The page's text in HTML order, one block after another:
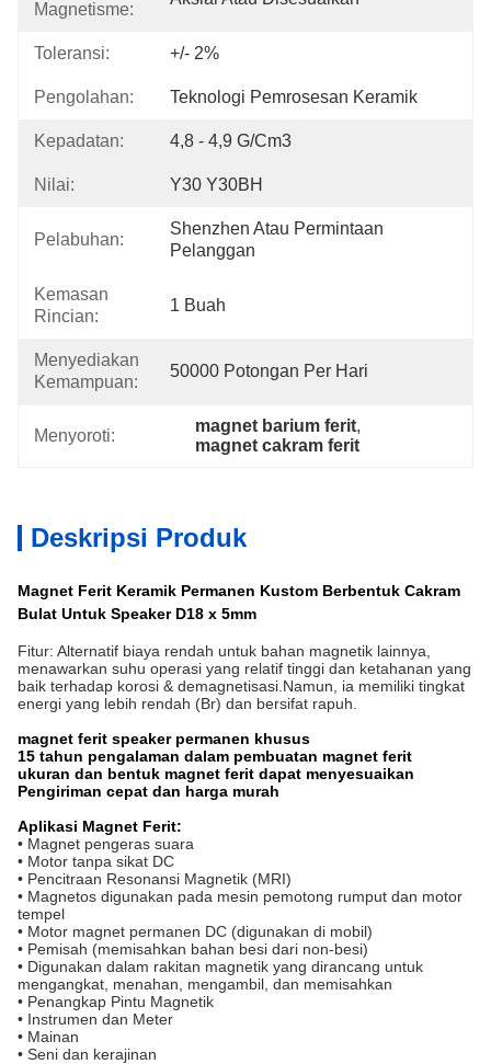
Magnetisme:
Toleransi: +/- 2%
Pengolahan: Teknologi Pemrosesan Keramik
Kepadatan: 4,8 - 4,9 G/cm3
Nilai: Y30 Y30BH
Pelabuhan:
Shenzhen Atau Permintaan
Pelanggan
Kemasan
Rincian:
1 Buah
Menyediakan
Kemampuan:
50000 Potongan Per Hari
Menyoroti:
magnet barium ferit,
magnet cakram ferit
Deskripsi Produk
Magnet Ferit Keramik Permanen Kustom Berbentuk Cakram
Bulat Untuk Speaker D18 x 5mm
Fitur: Alternatif biaya rendah untuk bahan magnetik lainnya,
menawarkan suhu operasi yang relatif tinggi dan ketahanan yang
baik terhadap korosi & demagnetisasi.Namun, ia memiliki tingkat
energi yang lebih rendah (Br) dan bersifat rapuh.
magnet ferit speaker permanen khusus
15 tahun pengalaman dalam pembuatan magnet ferit
ukuran dan bentuk magnet ferit dapat menyesuaikan
Pengiriman cepat dan harga murah
Aplikasi Magnet Ferit:
• Magnet pengeras suara
• Motor tanpa sikat DC
• Pencitraan Resonansi Magnetik (MRI)
• Magnetos digunakan pada mesin pemotong rumput dan motor
tempel
• Motor magnet permanen DC (digunakan di mobil)
• Pemisah (memisahkan bahan besi dari non-besi)
• Digunakan dalam rakitan magnetik yang dirancang untuk
mengangkat, menahan, mengambil, dan memisahkan
• Penangkap Pintu Magnetik
• Instrumen dan Meter
• Mainan
• Seni dan kerajinan